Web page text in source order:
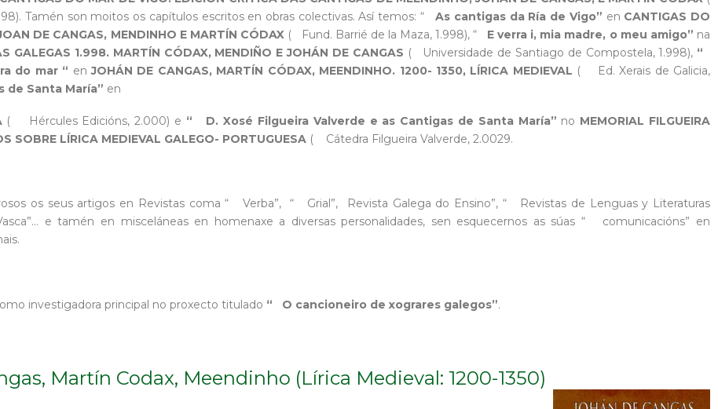
Tamén son moitos os capítulos escritos en obras colectivas. Así temos: “As cantigas da Ría de Vigo” en CANTIGAS DO
DE CANGAS, MENDINHO E MARTÍN CÓDAX ( Fund. Barrié de la Maza, 1.998), “ E verra i, mia madre, o meu amigo” na
GALEGAS 1.998. MARTÍN CÓDAX, MENDIÑO E JOHÁN DE CANGAS ( Universidade de Santiago de Compostela, 1.998), “
do mar “ enJOHÁN DE CANGAS, MARTÍN CÓDAX, MEENDINHO. 1200- 1350, LÍRICA MEDIEVAL ( Ed. Xerais de Galicia,
de Santa María” en
( Hércules Edicións, 2.000) e “ D. Xosé Filgueira Valverde e as Cantigas de Santa María” no MEMORIAL FILGUEIRA
SOBRE LÍRICA MEDIEVAL GALEGO- PORTUGUESA( Cátedra Filgueira Valverde, 2.0029.
os seus artigos en Revistas coma “ Verba”, “ Grial”, Revista Galega do Ensino”, “ Revistas de Lenguas y Literaturas
e tamén en misceláneas en homenaxe a diversas personalidades, sen esquecernos as súas “ comunicacións” en
investigadora principal no proxecto titulado “ O cancioneiro de xograres galegos”.
Martín Codax, Meendinho (Lírica Medieval: 1200-1350)